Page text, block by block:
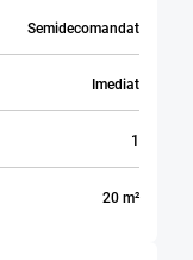
Semidecomandat
Imediat
1
20 m²